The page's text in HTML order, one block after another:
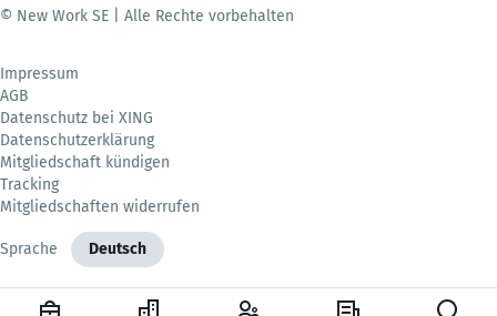
© New Work SE | Alle Rechte vorbehalten
Impressum
AGB
Datenschutz bei XING
Datenschutzerklärung
Mitgliedschaft kündigen
Tracking
Mitgliedschaften widerrufen
Sprache Deutsch